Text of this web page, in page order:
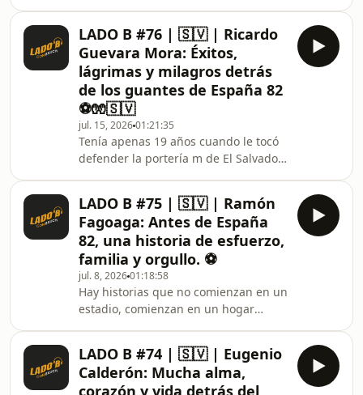
las dificultades económicas, vend
más reconocidas a nivel internacional,
sobre la vida que la llevó a descubrir
que el cine podía convertirse en una
forma de preservar la memoria,
resolver preguntas y contar historias
que muchas veces quedan en
silencio.Hablamos de su infancia, de
la familia que marcó profundamente
su forma
LADO B #76 | 🇸🇻 | Ricardo
Guevara Mora: Éxitos,
lágrimas y milagros detrás
de los guantes de España 82
⚽🧤🇸🇻
jul. 15, 202601:21:35
Tenía apenas 19 años cuando le tocó
defender la portería m de El Salvador
entonces, su nombre quedó ligado a
uno de los capítulos más recordados
de la historia del fútbol salvadoreño.
Pero muy pocos conocen todo lo que
vivió antes, durante y después de
aquel momento.En este episodio de
Lado B con Bruch, conversamos con
Ricardo Guevara Mora sobre sus
primeros pasos
LADO B #75 | 🇸🇻 | Ramón
Fagoaga: Antes de España
82, una historia de esfuerzo,
familia y orgullo. ⚽
jul. 8, 202601:18:58
Hay historias que no comienzan en un
estadio, comienzan en un hogar
los días, donde el trabajo honrado
enseñó lecciones que durarían toda la
vida y donde un niño soñaba con
LADO B #74 | 🇸🇻 | Eugenio
Calderón: Mucha alma,
corazón y vida detrás del